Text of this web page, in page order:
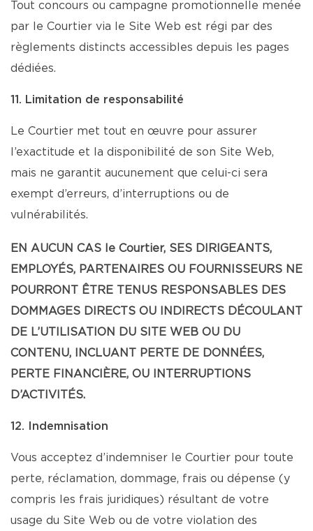
Tout concours ou campagne promotionnelle menée
par le Courtier via le Site Web est régi par des
règlements distincts accessibles depuis les pages
dédiées.
11. Limitation de responsabilité
Le Courtier met tout en œuvre pour assurer
l’exactitude et la disponibilité de son Site Web,
mais ne garantit aucunement que celui-ci sera
exempt d’erreurs, d’interruptions ou de
vulnérabilités.
EN AUCUN CAS le Courtier, SES DIRIGEANTS,
EMPLOYÉS, PARTENAIRES OU FOURNISSEURS NE
POURRONT ÊTRE TENUS RESPONSABLES DES
DOMMAGES DIRECTS OU INDIRECTS DÉCOULANT
DE L’UTILISATION DU SITE WEB OU DU
CONTENU, INCLUANT PERTE DE DONNÉES,
PERTE FINANCIÈRE, OU INTERRUPTIONS
D’ACTIVITÉS.
12. Indemnisation
Vous acceptez d’indemniser le Courtier pour toute
perte, réclamation, dommage, frais ou dépense (y
compris les frais juridiques) résultant de votre
usage du Site Web ou de votre violation des